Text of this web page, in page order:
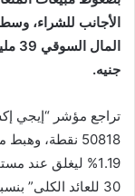
جنيه.